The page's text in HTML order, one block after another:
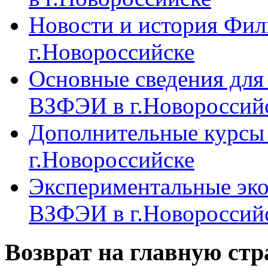
Новости и история
г.Новороссийске
Основные сведения
ВЗФЭИ в
Дополнительные
г.Новороссийске
Экспериментальные
ВЗФЭИ в
Возврат на главную